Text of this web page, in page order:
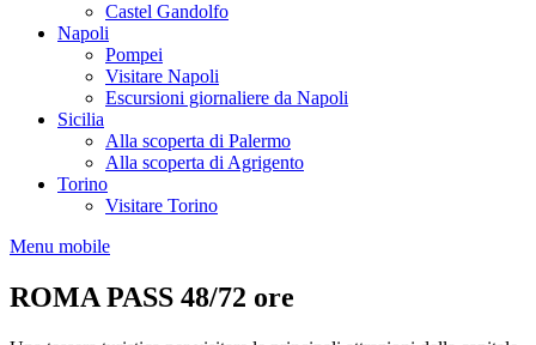
Castel Gandolfo
Napoli
Pompei
Visitare Napoli
Escursioni giornaliere da Napoli
Sicilia
Alla scoperta di Palermo
Alla scoperta di Agrigento
Torino
Visitare Torino
Menu mobile
ROMA PASS 48/72 ore